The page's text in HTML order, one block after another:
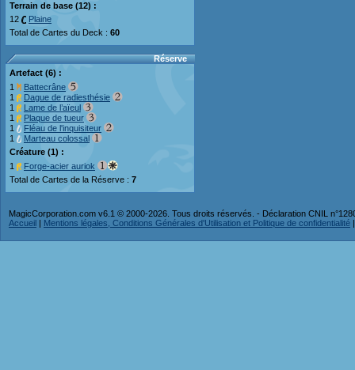
Terrain de base (12) :
12
Plaine
Total de Cartes du Deck : 60
Réserve
Artefact (6) :
1
Battecrâne
1
Dague de radiesthésie
1
Lame de l’aïeul
1
Plaque de tueur
1
Fléau de l'inquisiteur
1
Marteau colossal
Créature (1) :
1
Forge-acier auriok
Total de Cartes de la Réserve : 7
MagicCorporation.com v6.1 © 2000-2026. Tous droits réservés. - Déclaration CNIL
Accueil | Mentions légales, Conditions Générales d'Utilisation et Politique de confidentialité